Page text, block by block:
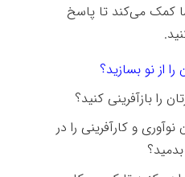
کمک می‌کند تا پاسخ
از نو بسازید؟
را بازآفرینی کنید؟
و کارآفرینی را در